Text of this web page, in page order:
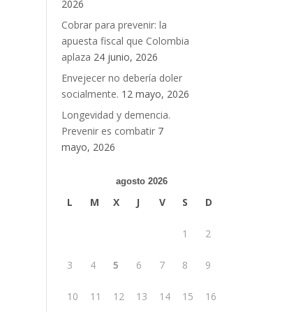
2026
Cobrar para prevenir: la
apuesta fiscal que Colombia
aplaza 24 junio, 2026
Envejecer no debería doler
socialmente. 12 mayo, 2026
Longevidad y demencia.
Prevenir es combatir 7
mayo, 2026
agosto 2026
L M X J V S D
1 2
3 4 5 6 7 8 9
10 11 12 13 14 15 16